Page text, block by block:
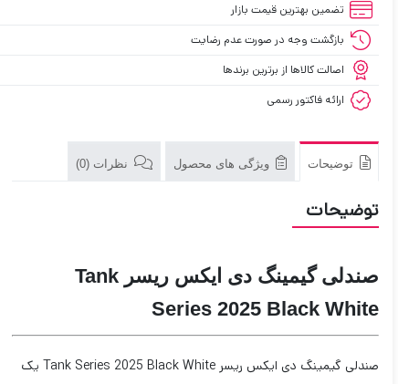
تضمین بهترین قیمت بازار
بازگشت وجه در صورت عدم رضایت
اصالت کالاها از برترین برندها
ارائه فاکتور رسمی
توضیحات ویژگی های محصول نظرات (0)
توضیحات
صندلی گیمینگ دی ایکس ریسر Tank
Series 2025 Black White
صندلی گیمینگ دی ایکس ریسر Tank Series 2025 Black White یک